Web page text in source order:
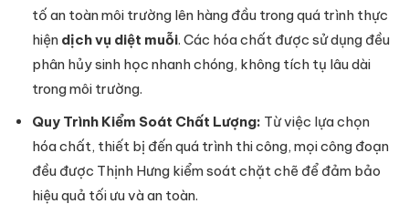
tố an toàn môi trường lên hàng đầu trong quá trình thực
hiện dịch vụ diệt muỗi. Các hóa chất được sử dụng đều
phân hủy sinh học nhanh chóng, không tích tụ lâu dài
trong môi trường.
Quy Trình Kiểm Soát Chất Lượng: Từ việc lựa chọn
hóa chất, thiết bị đến quá trình thi công, mọi công đoạn
đều được Thịnh Hưng kiểm soát chặt chẽ để đảm bảo
hiệu quả tối ưu và an toàn.